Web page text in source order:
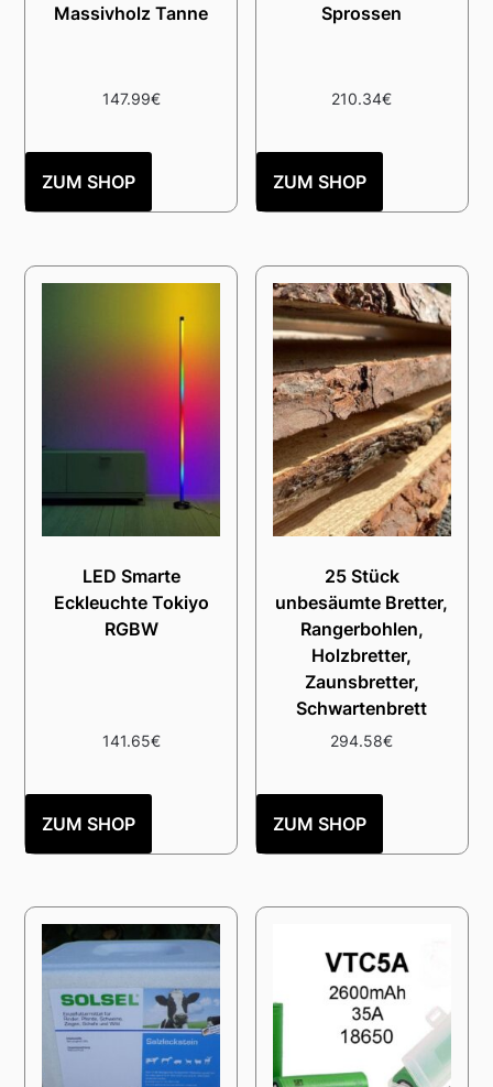
Massivholz Tanne
147.99€
ZUM SHOP
Sprossen
210.34€
ZUM SHOP
LED Smarte
Eckleuchte Tokiyo
RGBW
141.65€
ZUM SHOP
25 Stück
unbesäumte Bretter,
Rangerbohlen,
Holzbretter,
Zaunsbretter,
Schwartenbrett
294.58€
ZUM SHOP